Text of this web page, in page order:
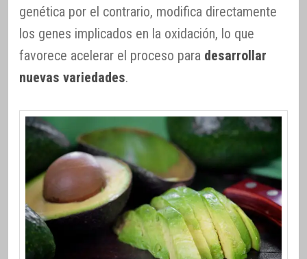
genética por el contrario, modifica directamente
los genes implicados en la oxidación, lo que
favorece acelerar el proceso para desarrollar
nuevas variedades.